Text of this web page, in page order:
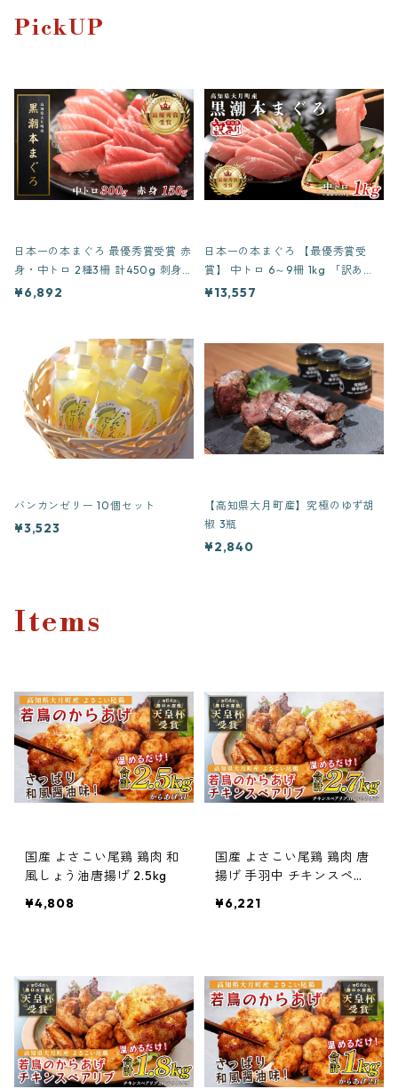
PickUP
日本一の本まぐろ 最優秀賞受賞 赤
身・中トロ 2種3柵 計450g 刺身用
養殖 4〜5人前
¥6,892
日本一の本まぐろ 【最優秀賞受
賞】 中トロ 6～9柵 1kg 「訳あ
り」刺身用 養殖 10〜12人前
¥13,557
バンカンゼリー 10個セット
¥3,523
【高知県大月町産】究極のゆず胡
椒 3瓶
¥2,840
Items
国産 よさこい尾鶏 鶏肉 和
風しょう油唐揚げ 2.5kg
¥4,808
国産 よさこい尾鶏 鶏肉 唐
揚げ 手羽中 チキンスペア
¥6,221